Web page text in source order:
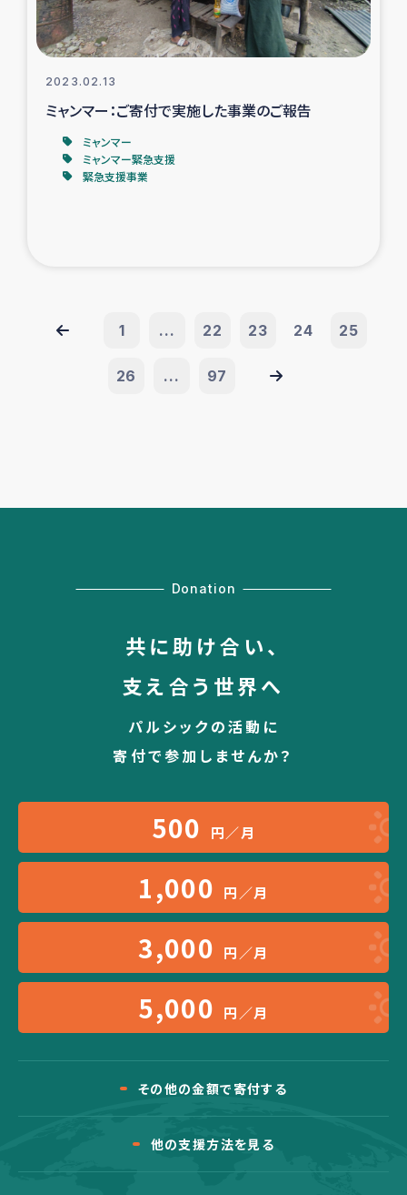
2023.02.13
ミャンマー：ご寄付で実施した事業のご報告
ミャンマー
ミャンマー緊急支援
緊急支援事業
1 ... 22 23 24 25
26 ... 97
Donation
共に助け合い、
支え合う世界へ
パルシックの活動に
寄付で参加しませんか？
500 円／月
1,000 円／月
3,000 円／月
5,000 円／月
その他の金額で寄付する
他の支援方法を見る